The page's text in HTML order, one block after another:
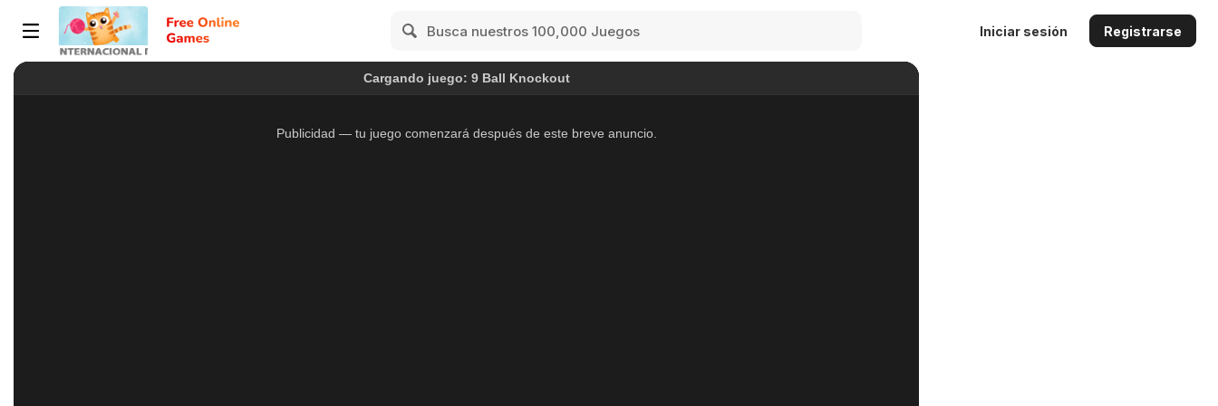
Iniciar sesión Registrarse